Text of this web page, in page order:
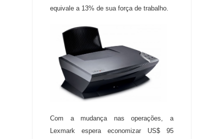
equivale a 13% de sua força de trabalho.
Com a mudança nas operações, a
Lexmark espera economizar US$ 95